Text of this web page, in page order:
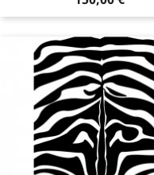
Adhésif Motif ZЀBRE
120,00 €